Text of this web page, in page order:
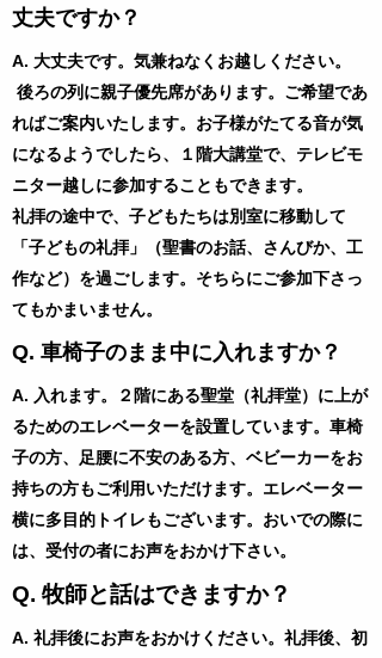
丈夫ですか？
A. 大丈夫です。気兼ねなくお越しください。
後ろの列に親子優先席があります。ご希望であ
ればご案内いたします。お子様がたてる音が気
になるようでしたら、１階大講堂で、テレビモ
ニター越しに参加することもできます。
礼拝の途中で、子どもたちは別室に移動して
「子どもの礼拝」（聖書のお話、さんびか、工
作など）を過ごします。そちらにご参加下さっ
てもかまいません。
Q. 車椅子のまま中に入れますか？
A. 入れます。２階にある聖堂（礼拝堂）に上が
るためのエレベーターを設置しています。車椅
子の方、足腰に不安のある方、ベビーカーをお
持ちの方もご利用いただけます。エレベーター
横に多目的トイレもございます。おいでの際に
は、受付の者にお声をおかけ下さい。
Q. 牧師と話はできますか？​
A. 礼拝後にお声をおかけください。礼拝後、初